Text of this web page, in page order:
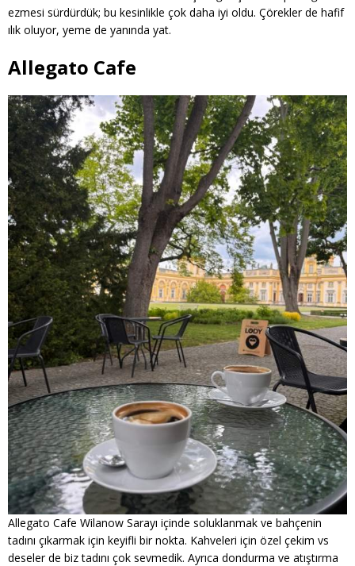
ezmesi sürdürdük; bu kesinlikle çok daha iyi oldu. Çörekler de hafif
ılık oluyor, yeme de yanında yat.
Allegato Cafe
Allegato Cafe Wilanow Sarayı içinde soluklanmak ve bahçenin
tadını çıkarmak için keyifli bir nokta. Kahveleri için özel çekim vs
deseler de biz tadını çok sevmedik. Ayrıca dondurma ve atıştırma